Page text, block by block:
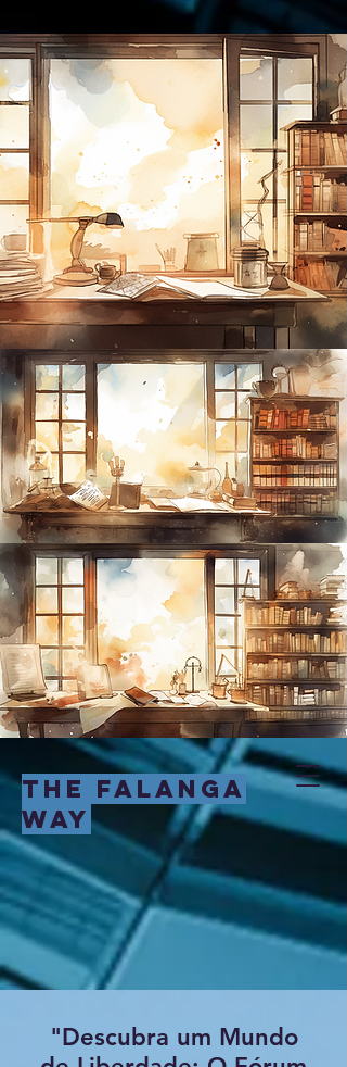
THE FALANGA
WAY
Information
"Descubra um Mundo